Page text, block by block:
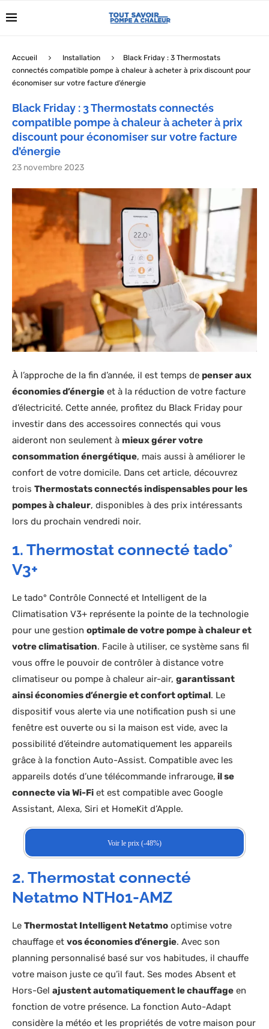
Accueil Installation
Black Friday : 3 Thermostats
connectés compatible pompe à chaleur à acheter à prix discount pour
économiser sur votre facture d’énergie
Black Friday : 3 Thermostats connectés
compatible pompe à chaleur à acheter à prix
discount pour économiser sur votre facture
d’énergie
23 novembre 2023
À l’approche de la fin d’année, il est temps de penser aux
économies d’énergie et à la réduction de votre facture
d’électricité. Cette année, profitez du Black Friday pour
investir dans des accessoires connectés qui vous
aideront non seulement à mieux gérer votre
consommation énergétique, mais aussi à améliorer le
confort de votre domicile. Dans cet article, découvrez
trois Thermostats connectés indispensables pour les
pompes à chaleur, disponibles à des prix intéressants
lors du prochain vendredi noir.
1. Thermostat connecté tado°
V3+
Le tado° Contrôle Connecté et Intelligent de la
Climatisation V3+ représente la pointe de la technologie
pour une gestion optimale de votre pompe à chaleur et
votre climatisation. Facile à utiliser, ce système sans fil
vous offre le pouvoir de contrôler à distance votre
climatiseur ou pompe à chaleur air-air, garantissant
ainsi économies d’énergie et confort optimal. Le
dispositif vous alerte via une notification push si une
fenêtre est ouverte ou si la maison est vide, avec la
possibilité d’éteindre automatiquement les appareils
grâce à la fonction Auto-Assist. Compatible avec les
appareils dotés d’une télécommande infrarouge, il se
connecte via Wi-Fi et est compatible avec Google
Assistant, Alexa, Siri et HomeKit d’Apple.
Voir le prix (-48%)
2. Thermostat connecté
Netatmo NTH01-AMZ
Le Thermostat Intelligent Netatmo optimise votre
chauffage et vos économies d’énergie. Avec son
planning personnalisé basé sur vos habitudes, il chauffe
votre maison juste ce qu’il faut. Ses modes Absent et
Hors-Gel ajustent automatiquement le chauffage en
fonction de votre présence. La fonction Auto-Adapt
considère la météo et les propriétés de votre maison pour